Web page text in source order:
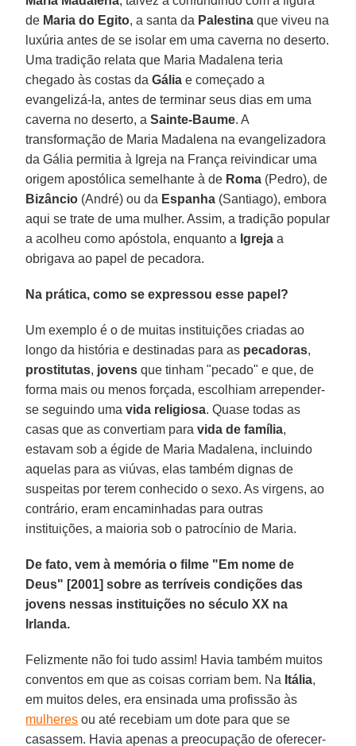
de Maria do Egito, a santa da Palestina que viveu na
luxúria antes de se isolar em uma caverna no deserto.
Uma tradição relata que Maria Madalena teria
chegado às costas da Gália e começado a
evangelizá-la, antes de terminar seus dias em uma
caverna no deserto, aSainte-Baume. A
transformação de Maria Madalena na evangelizadora
da Gália permitia à Igreja na França reivindicar uma
origem apostólica semelhante à de Roma (Pedro), de
Bizâncio (André) ou da Espanha (Santiago), embora
aqui se trate de uma mulher. Assim, a tradição popular
a acolheu como apóstola, enquanto a Igreja a
obrigava ao papel de pecadora.
Na prática, como se expressou esse papel?
Um exemplo é o de muitas instituições criadas ao
longo da história e destinadas para as pecadoras,
prostitutas, jovens que tinham "pecado" e que, de
forma mais ou menos forçada, escolhiam arrepender-
se seguindo umavida religiosa. Quase todas as
casas que as convertiam paravida de família,
estavam sob a égide de Maria Madalena, incluindo
aquelas para as viúvas, elas também dignas de
suspeitas por terem conhecido o sexo. As virgens, ao
contrário, eram encaminhadas para outras
instituições, a maioria sob o patrocínio de Maria.
De fato, vem à memória o filme "Em nome de
Deus" [2001] sobre as terríveis condições das
jovens nessas instituições no século XX na
Irlanda.
Felizmente não foi tudo assim! Havia também muitos
conventos em que as coisas corriam bem. Na Itália,
em muitos deles, era ensinada uma profissão às
mulheres ou até recebiam um dote para que se
casassem. Havia apenas a preocupação de oferecer-